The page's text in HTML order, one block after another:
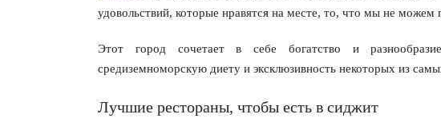
удовольствий, которые нравятся на месте, то, что мы не можем
Этот город сочетает в себе богатство и
средиземноморскую диету и эксклюзивность некоторых из
Лучшие рестораны, чтобы есть в сиджит